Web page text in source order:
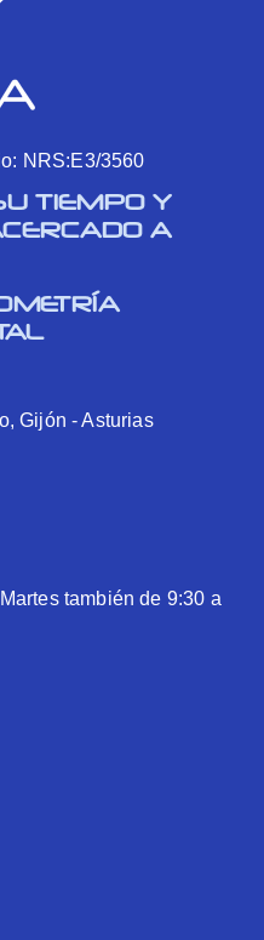
NRS:E3/3560
TIEMPO Y
A
Gijón - Asturias
también de 9:30 a